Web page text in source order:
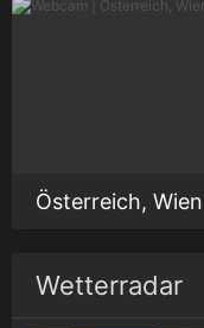
Österreich, Wien
Wetterradar